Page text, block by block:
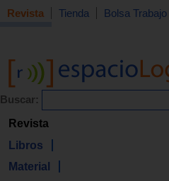
Revista Tienda Bolsa Trabajo
Buscar:
Revista
Libros
Material